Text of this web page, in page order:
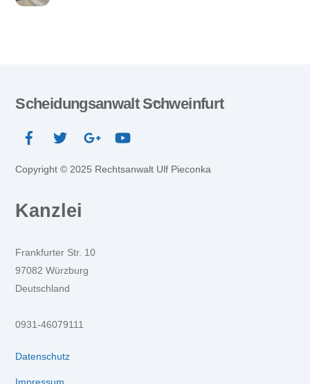
Back
Scheidungsanwalt Schweinfurt
Copyright © 2025 Rechtsanwalt Ulf Pieconka
Kanzlei
Frankfurter Str. 10
97082 Würzburg
Deutschland
0931-46079111
Datenschutz